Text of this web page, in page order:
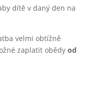
dítě v daný den na
velmi obtížně
zaplatit obědyod